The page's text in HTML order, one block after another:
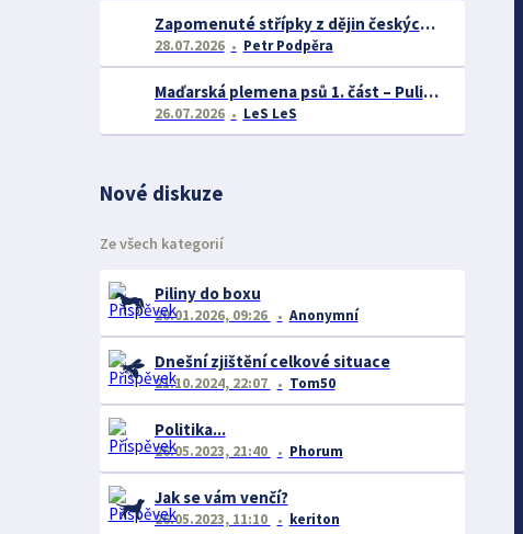
Zapomenuté střípky z dějin českých exotářů - 3.část
28.07.2026 Petr Podpěra
Maďarská plemena psů 1. část – Puli, Komondor
26.07.2026 LeS LeS
Nové diskuze
Ze všech kategorií
Piliny do boxu
20.01.2026, 09:26 Anonymní
Dnešní zjištění celkové situace
21.10.2024, 22:07 Tom50
Politika...
26.05.2023, 21:40 Phorum
Jak se vám venčí?
26.05.2023, 11:10 keriton